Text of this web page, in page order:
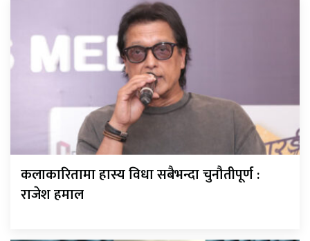
कलाकारितामा हास्य विधा सबैभन्दा चुनौतीपूर्ण :
राजेश हमाल